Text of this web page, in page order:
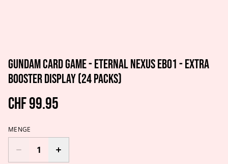
Gundam Card Game - Eternal Nexus EB01 - Extra
Booster Display (24 Packs)
CHF 99.95
MENGE